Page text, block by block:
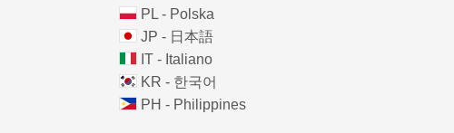
PL - Polska
JP - 日本語
IT - Italiano
KR - 한국어
PH - Philippines